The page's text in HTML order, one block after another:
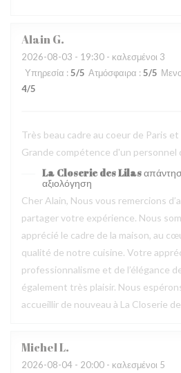
AlainG
2026-08-03 - 19:30 - καλεσμένοι 3
Υπηρεσία : 5/5 Ατμόσφαιρα : 5/5
4/5
Très beau cadre au coeur de Paris
Grande compétence d'un personnel
La Closerie des Lilas
αξιολόγηση
Cher Alain, Nous vous remercions
partager votre expérience. Nous
apprécié le cadre de la maison, au
qualité de notre cuisine. Votre
professionnalisme et de l’élégance
également très plaisir. Nous
accueillir de nouveau à La Closerie
MichelL
2026-08-04 - 20:00 - καλεσμένοι 5